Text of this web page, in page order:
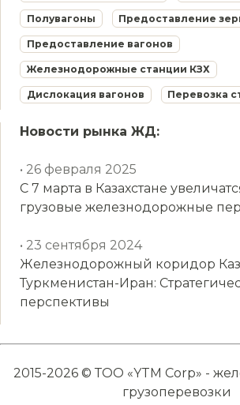
Полувагоны Предоставление
Предоставление вагонов
Железнодорожные станции КЗХ
Дислокация вагонов Перевозка
Новости рынка ЖД:
• 26 февраля 2025
С 7 марта в Казахстане
грузовые железнодорожные
• 23 сентября 2024
Железнодорожный коридор
Туркменистан-Иран:
перспективы
2015-2026 © ТОО «YTM Corp» -
грузоперевозки